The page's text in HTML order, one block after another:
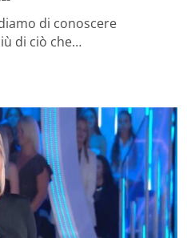
di conoscere
di ciò che…